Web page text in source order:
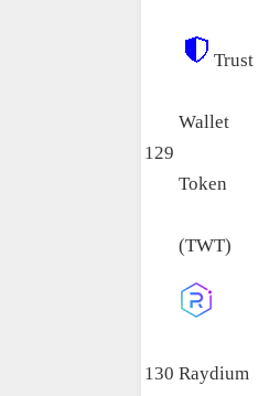
129
Trust
Wallet
Token
(TWT)
130 Raydium